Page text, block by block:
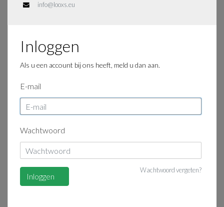
info@looxs.eu
Inloggen
Als u een account bij ons heeft, meld u dan aan.
E-mail
Wachtwoord
Wachtwoord vergeten?
Inloggen